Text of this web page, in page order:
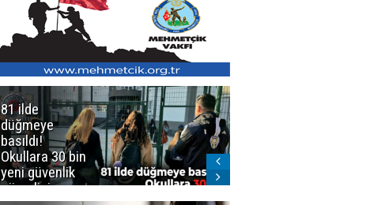
81 ilde
düğmeye
basıldı!
Okullara 30 bin
yeni güvenlik
görevlisi